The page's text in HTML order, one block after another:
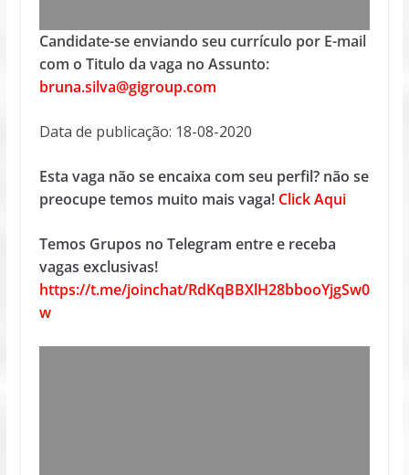
Candidate-se enviando seu currículo por E-mail
com o Titulo da vaga no Assunto:
bruna.silva@gigroup.com
Data de publicação: 18-08-2020
Esta vaga não se encaixa com seu perfil? não se
preocupe temos muito mais vaga! Click Aqui
Temos Grupos no Telegram entre e receba
vagas exclusivas!
https://t.me/joinchat/RdKqBBXlH28bbooYjgSw0
w